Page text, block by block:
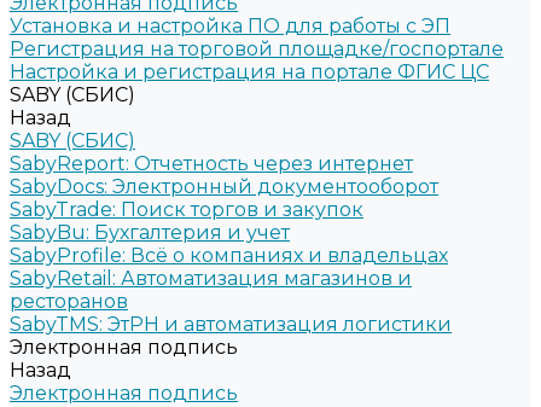
Установка и настройка ПО для работы с ЭП
Регистрация на торговой площадке/госпортале
Настройка и регистрация на портале ФГИС ЦС
SABY (СБИС)
Назад
SABY (СБИС)
SabyReport: Отчетность через интернет
SabyDocs: Электронный документооборот
SabyTrade: Поиск торгов и закупок
SabyBu: Бухгалтерия и учет
SabyProfile: Всё о компаниях и владельцах
SabyRetail: Автоматизация магазинов и
ресторанов
SabyTMS: ЭтРН и автоматизация логистики
Электронная подпись
Назад
Электронная подпись